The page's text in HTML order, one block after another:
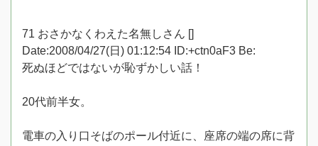
71 おさかなくわえた名無しさん []
Date:2008/04/27(日) 01:12:54 ID:+ctn0aF3 Be:
死ぬほどではないが恥ずかしい話！
20代前半女。
電車の入り口そばのポール付近に、座席の端の席に背